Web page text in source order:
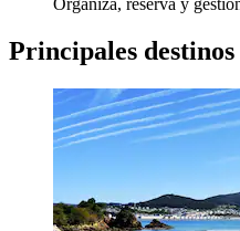
Organiza, reserva y
Principales